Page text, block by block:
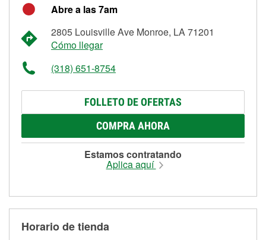
Abre a las 7am
2805 Louisville Ave Monroe, LA 71201
Cómo llegar
(318) 651-8754
FOLLETO DE OFERTAS
COMPRA AHORA
Estamos contratando
Aplica aquí
Horario de tienda